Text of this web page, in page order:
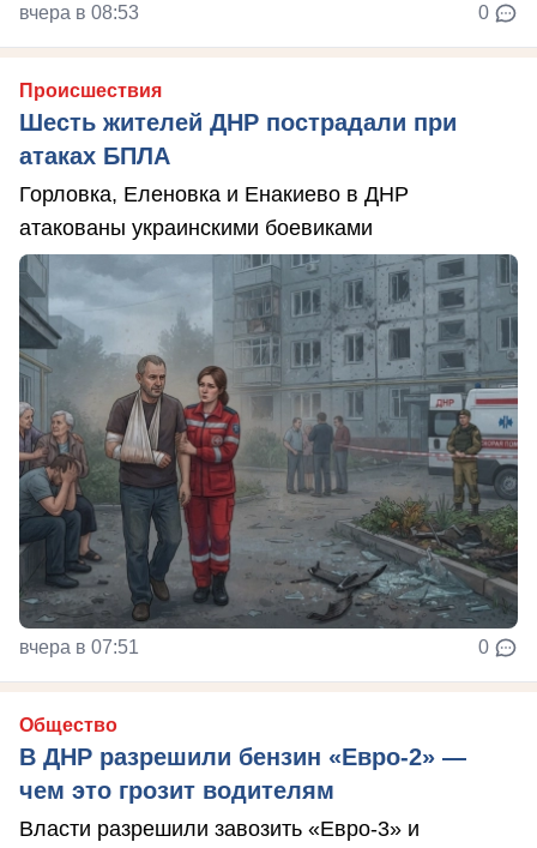
вчера в 08:53 0
Происшествия
Шесть жителей ДНР пострадали при
атаках БПЛА
Горловка, Еленовка и Енакиево в ДНР
атакованы украинскими боевиками
вчера в 07:51 0
Общество
В ДНР разрешили бензин «Евро-2» —
чем это грозит водителям
Власти разрешили завозить «Евро-3» и